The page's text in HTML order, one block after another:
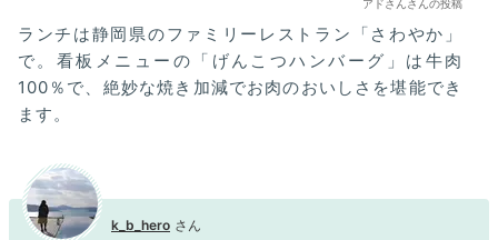
アドさんさんの投稿
ランチは静岡県のファミリーレストラン「さわやか」
で。看板メニューの「げんこつハンバーグ」は牛肉
100％で、絶妙な焼き加減でお肉のおいしさを堪能でき
ます。
k_b_hero